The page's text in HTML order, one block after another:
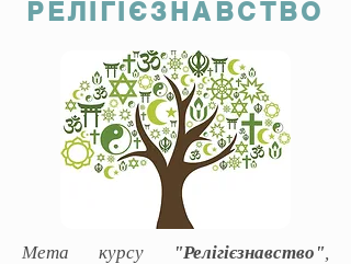
РЕЛІГІЄЗНАВСТВО
Мета курсу "Релігієзнавство",